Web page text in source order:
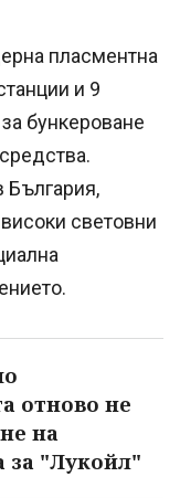
пласментна
и 9
бункероване
България,
световни
отново не
на
за "Лукойл"